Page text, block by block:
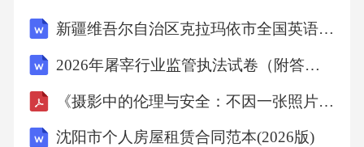
的景物描写都通过人物的眼睛与人物当时的思
景浑然一体，奇妙迭出，无景不新，到达了炉
火纯青的地步。对照反衬。用“姹紫嫣红”概括出
喧闹春景，接着又着意描摹“断井颓垣”的荒凉颓
新疆维吾尔自治区克拉玛依市全国英语等级考试（PETS）复习试题及答案高分策略(全新版)第五级(2026年上半年)
2026年屠宰行业监管执法试卷（附答案）
《摄影中的伦理与安全：不因一张照片而破坏环境与冒犯文化》
沈阳市个人房屋租赁合同范本(2026版)